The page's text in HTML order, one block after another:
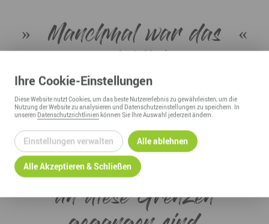
Manchmal war das
wirklich
schweißtreibend. Aber
genau darin lag der
Reiz und es war gut,
dass wir in dem Film
an diese Grenzen
Ihre Cookie-Einstellungen
DieseWebsitenutzt Cookies, um das beste Nutzererlebnis zu gewährleisten, um die
Nutzung derWebsitezu analysieren und Datenschutzeinstellungen zu speichern. In
unseren Datenschutzrichtlinien können Sie Ihre Auswahl jederzeit ändern.
Einstellungen verwalten Alle ablehnen
Alle Akzeptieren & Schließen